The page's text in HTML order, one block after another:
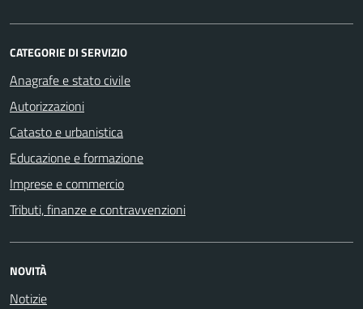
CATEGORIE DI SERVIZIO
Anagrafe e stato civile
Autorizzazioni
Catasto e urbanistica
Educazione e formazione
Imprese e commercio
Tributi, finanze e contravvenzioni
NOVITÀ
Notizie